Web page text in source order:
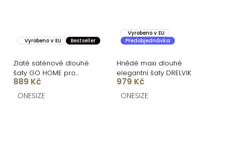
Vyrobeno v EU Bestseller
Zlaté saténové dlouhé
šaty GO HOME pro
družičky
889 Kč
ONESIZE
Vyrobeno v EU
Předobjednávka
Hnědé maxi dlouhé
elegantní šaty DRELVIK
979 Kč
ONESIZE